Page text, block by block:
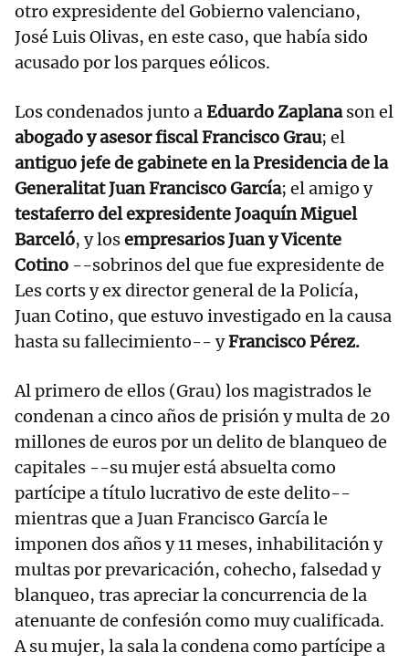
otro expresidente del Gobierno valenciano,
José Luis Olivas, en este caso, que había sido
acusado por los parques eólicos.
Los condenados junto aEduardo Zaplanason el
abogado y asesor fiscal Francisco Grau; el
antiguo jefe de gabinete en la Presidencia de la
Generalitat Juan Francisco García; el amigo y
testaferro del expresidente Joaquín Miguel
Barceló, y losempresarios Juan y Vicente
Cotino --sobrinos del que fue expresidente de
Les corts y ex director general de la Policía,
Juan Cotino, que estuvo investigado en la causa
hasta su fallecimiento-- yFrancisco Pérez.
Al primero de ellos (Grau) los magistrados le
condenan a cinco años de prisión y multa de 20
millones de euros por un delito de blanqueo de
capitales --su mujer está absuelta como
partícipe a título lucrativo de este delito--
mientras que a Juan Francisco García le
imponen dos años y 11 meses, inhabilitación y
multas por prevaricación, cohecho, falsedad y
blanqueo, tras apreciar la concurrencia de la
atenuante de confesión como muy cualificada.
A su mujer, la sala la condena como partícipe a